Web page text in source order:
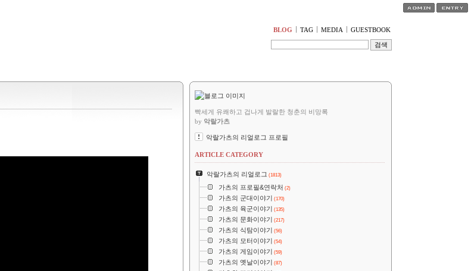
BLOG TAG MEDIA GUESTBOOK
빡세게 유쾌하고 겁나게 발랄한 청춘의 비망록
by 악랄가츠
악랄가츠의 리얼로그 프로필
ARTICLE CATEGORY
악랄가츠의 리얼로그 (1813)
가츠의 프로필&연락처 (2)
가츠의 군대이야기 (170)
가츠의 육군이야기 (135)
가츠의 문화이야기 (217)
가츠의 식탐이야기 (56)
가츠의 모터이야기 (54)
가츠의 게임이야기 (59)
가츠의 옛날이야기 (87)
티스토리툴바